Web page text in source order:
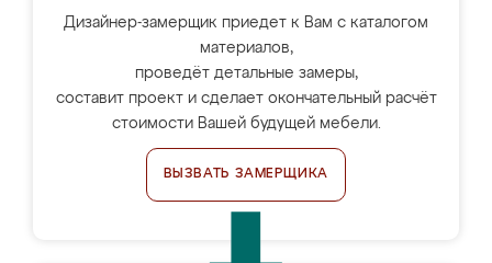
Дизайнер-замерщик приедет к Вам с каталогом
материалов,
проведёт детальные замеры,
составит проект и сделает окончательный расчёт
стоимости Вашей будущей мебели.
ВЫЗВАТЬ ЗАМЕРЩИКА